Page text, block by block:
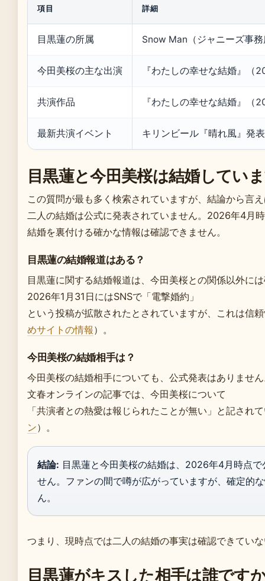
項目 詳細
目黒蓮の所属 Snow Man（ジャニーズ事
今田美桜の主な出演 『わたしの幸せな結婚』（
共演作品 『わたしの幸せな結婚』（
最新共演イベント キリンビール『晴れ風』発
目黒蓮と今田美桜は結婚してい
この質問が最も多く検索されていますが、結論から言
二人の結婚は公式に発表されていません。2026年4月
結婚を裏付ける確かな情報は確認できません。
目黒蓮の結婚報道はある？
目黒蓮に関する結婚報道は、今田美桜との関係以外に
2026年1月31日にはSNSで「電撃婚約」
という投稿が拡散されたとされていますが、これは信
めサイトの情報 ）。
今田美桜の結婚相手は？
今田美桜の結婚相手についても、公式発表はありませ
文春オンラインの記事では、今田美桜について
「共演者との熱愛は報じられたことが無い」と記され
ン）。
結論: 目黒蓮と今田美桜の結婚は、2026年4月時点
せん。ファンの間で噂が広がっていますが、確定的
ん。
つまり、現時点では二人の結婚の事実は確認できてい
目黒蓮がキスした相手は誰です